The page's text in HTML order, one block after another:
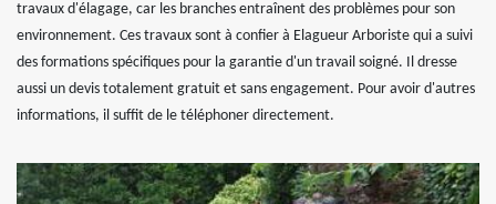
travaux d'élagage, car les branches entraînent des problèmes pour son
environnement. Ces travaux sont à confier à Elagueur Arboriste qui a suivi
des formations spécifiques pour la garantie d'un travail soigné. Il dresse
aussi un devis totalement gratuit et sans engagement. Pour avoir d'autres
informations, il suffit de le téléphoner directement.